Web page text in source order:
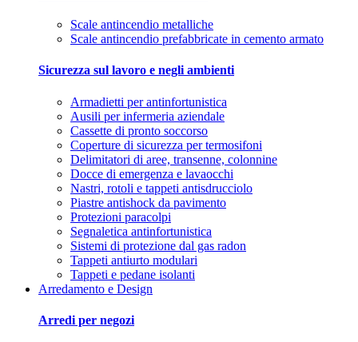
Scale antincendio metalliche
Scale antincendio prefabbricate in cemento armato
Sicurezza sul lavoro e negli ambienti
Armadietti per antinfortunistica
Ausili per infermeria aziendale
Cassette di pronto soccorso
Coperture di sicurezza per termosifoni
Delimitatori di aree, transenne, colonnine
Docce di emergenza e lavaocchi
Nastri, rotoli e tappeti antisdrucciolo
Piastre antishock da pavimento
Protezioni paracolpi
Segnaletica antinfortunistica
Sistemi di protezione dal gas radon
Tappeti antiurto modulari
Tappeti e pedane isolanti
Arredamento e Design
Arredi per negozi